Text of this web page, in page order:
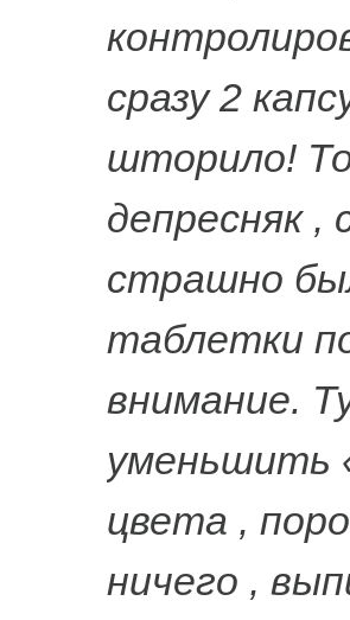
сразу 2
шторило! То
депресняк ,
страшно
таблетки
внимание.
уменьшить
цвета ,
ничего ,